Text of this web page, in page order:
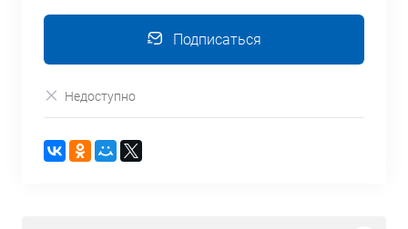
Подписаться
Недоступно